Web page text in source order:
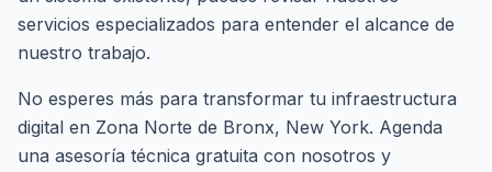
servicios especializados para entender el alcance de
nuestro trabajo.
No esperes más para transformar tu infraestructura
digital en Zona Norte de Bronx, New York. Agenda
una asesoría técnica gratuita con nosotros y